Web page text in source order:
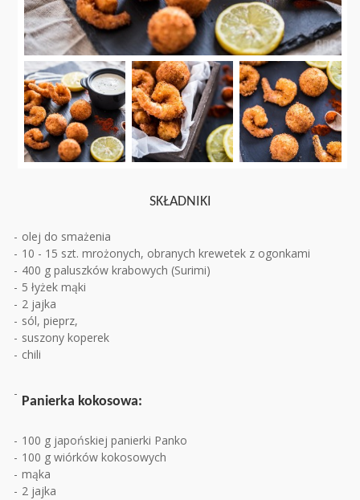
SKŁADNIKI
olej do smażenia
10 - 15 szt. mrożonych, obranych krewetek z ogonkami
400 g paluszków krabowych (Surimi)
5 łyżek mąki
2 jajka
sól, pieprz,
suszony koperek
chili
Panierka kokosowa:
100 g japońskiej panierki Panko
100 g wiórków kokosowych
mąka
2 jajka